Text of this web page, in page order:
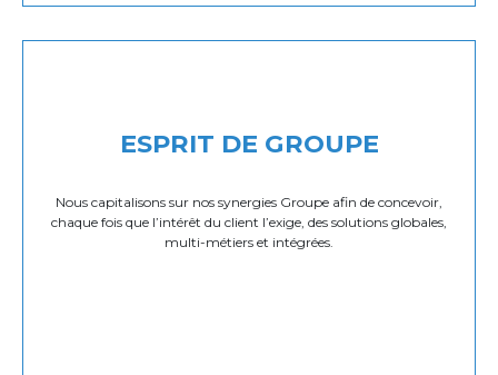
ESPRIT DE GROUPE
Nous capitalisons sur nos synergies Groupe afin de concevoir,
chaque fois que l’intérêt du client l’exige, des solutions globales,
multi-métiers et intégrées.